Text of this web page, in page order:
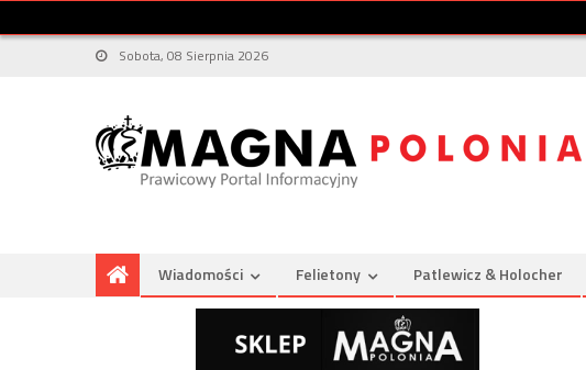
Sobota, 08 Sierpnia 2026
Wiadomości Felietony Patlewicz & Holocher